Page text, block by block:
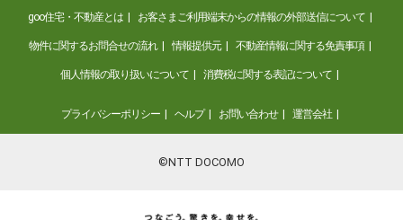
goo住宅・不動産とは お客さまご利用端末からの情報の外部送信について
物件に関するお問合せの流れ 情報提供元 不動産情報に関する免責事項
個人情報の取り扱いについて 消費税に関する表記について
プライバシーポリシー ヘルプ お問い合わせ 運営会社
©NTT DOCOMO